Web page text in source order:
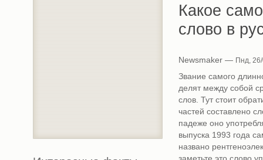
Какое
слово в
Newsmaker — Пнд,
Звание самого
делят между собой
слов. Тут стоит
частей составлено
падеже оно
выпуска 1993 года
названо